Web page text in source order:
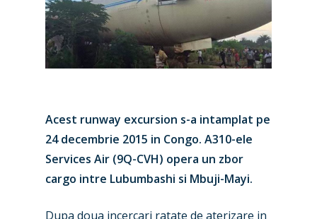
Acest runway excursion s-a intamplat pe
24 decembrie 2015 in Congo. A310-ele
Services Air (9Q-CVH) opera un zbor
cargo intre Lubumbashi si Mbuji-Mayi.
Dupa doua incercari ratate de aterizare in